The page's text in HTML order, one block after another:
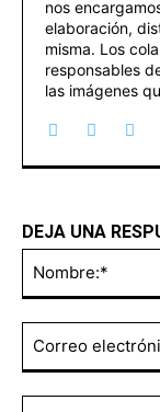
nos
elaboración,
misma. Los
responsables
las imágenes
DEJA UNA